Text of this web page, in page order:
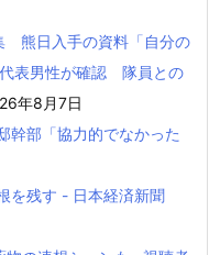
熊日入手の資料「自分の
表男性が確認 隊員との
年8月7日
部「協力的でなかった
を残す - 日本経済新聞